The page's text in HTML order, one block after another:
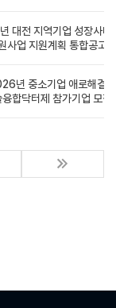
대전 지역기업 성장사다
사업 지원계획 통합공고
년 중소기업 애로해결
합닥터제 참가기업 모집